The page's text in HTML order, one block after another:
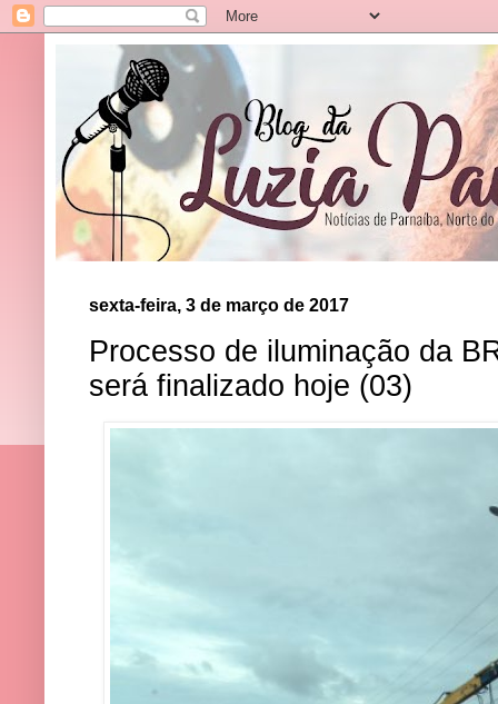
sexta-feira, 3 de março de 2017
Processo de iluminação da
será finalizado hoje (03)